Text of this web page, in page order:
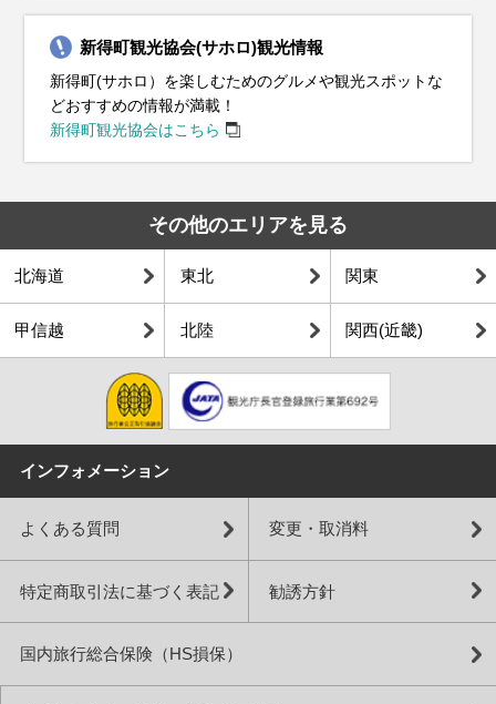
新得町観光協会(サホロ)観光情報
新得町(サホロ）を楽しむためのグルメや観光スポットな
どおすすめの情報が満載！
新得町観光協会はこちら
その他のエリアを見る
北海道 東北 関東
甲信越 北陸 関西(近畿)
インフォメーション
よくある質問 変更・取消料
特定商取引法に基づく表記 勧誘方針
国内旅行総合保険（HS損保）